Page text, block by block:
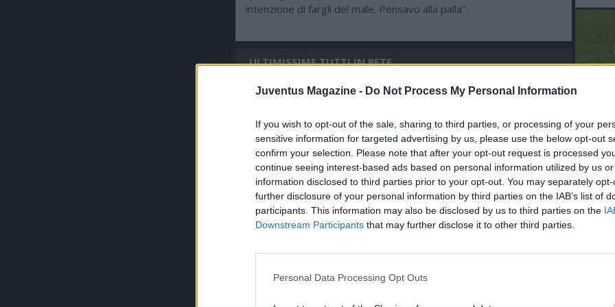
Juventus Magazine - Do Not Process My Personal Information
If you wish to opt-out of the sale, sharing to third parties, or processing of your
sensitive information for targeted advertising by us, please use the below opt-out
confirm your selection. Please note that after your opt-out request is processed
continue seeing interest-based ads based on personal information utilized by us
information disclosed to third parties prior to your opt-out. You may separately
further disclosure of your personal information by third parties on the IAB’s list of
participants. This information may also be disclosed by us to third parties on the
Downstream Participants that may further disclose it to other third parties.
Personal Data Processing Opt Outs
intenzione di fargli del male. Pensavo alla palla".
ULTIMISSIME TUTTI IN RETE
03.03 23:46 - FOTO SLIDE NM - Napoli-
03.03 20:53 - FOTO SHOW NM - Napoli-
Juventus, i campioni della GeVi Basket
in Tribuna Posillipo
02.03 11:05 - PRESS CONFERENCE -
Juventus, Allegri: "Gara difficile
prestazione, parole di ADL? Non le
commento"
07.12 10:30 - L'EX - Datolo: "Il gol
del